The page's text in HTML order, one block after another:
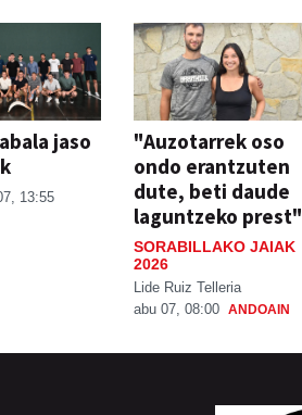
jaso
13:55
"Auzotarrek oso
ondo erantzuten
dute, beti daude
laguntzeko prest"
SORABILLAKO JAIAK
2026
Lide Ruiz Telleria
abu 07, 08:00 ANDOAIN